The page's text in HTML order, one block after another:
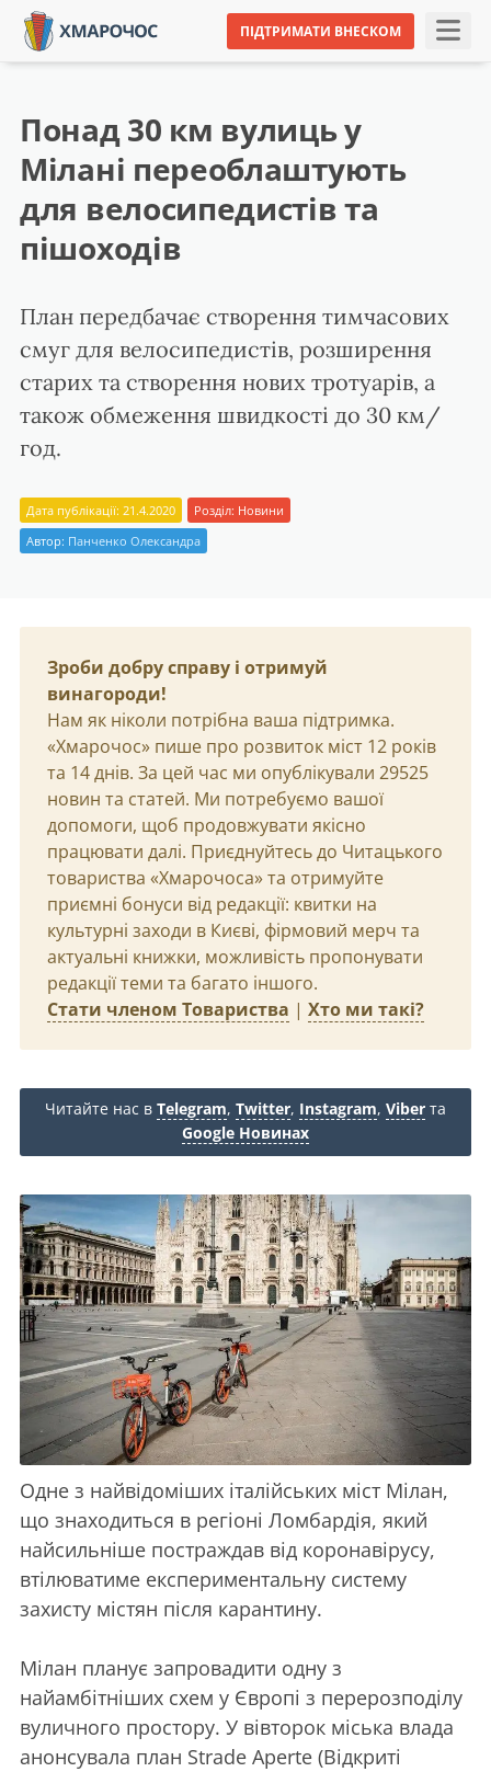
ПІДТРИМАТИ ВНЕСКОМ
Понад 30 км вулиць у
Мілані переоблаштують
для велосипедистів та
пішоходів
План передбачає створення тимчасових
смуг для велосипедистів, розширення
старих та створення нових тротуарів, а
також обмеження швидкості до 30 км/
год.
Дата публікації: 21.4.2020 Розділ: Новини
Автор: Панченко Олександра
Зроби добру справу і отримуй
винагороди!
Нам як ніколи потрібна ваша підтримка.
«Хмарочос» пише про розвиток міст 12 років
та 14 днів. За цей час ми опублікували 29525
новин та статей. Ми потребуємо вашої
допомоги, щоб продовжувати якісно
працювати далі. Приєднуйтесь до Читацького
товариства «Хмарочоса» та отримуйте
приємні бонуси від редакції: квитки на
культурні заходи в Києві, фірмовий мерч та
актуальні книжки, можливість пропонувати
редакції теми та багато іншого.
Стати членом Товариства | Хто ми такі?
Читайте нас в Telegram, Twitter, Instagram, Viber та
Google Новинах
Одне з найвідоміших італійських міст Мілан,
що знаходиться в регіоні Ломбардія, який
найсильніше постраждав від коронавірусу,
втілюватиме експериментальну систему
захисту містян після карантину.
Мілан планує запровадити одну з
найамбітніших схем у Європі з перерозподілу
вуличного простору. У вівторок міська влада
анонсувала план Strade Aperte (Відкриті